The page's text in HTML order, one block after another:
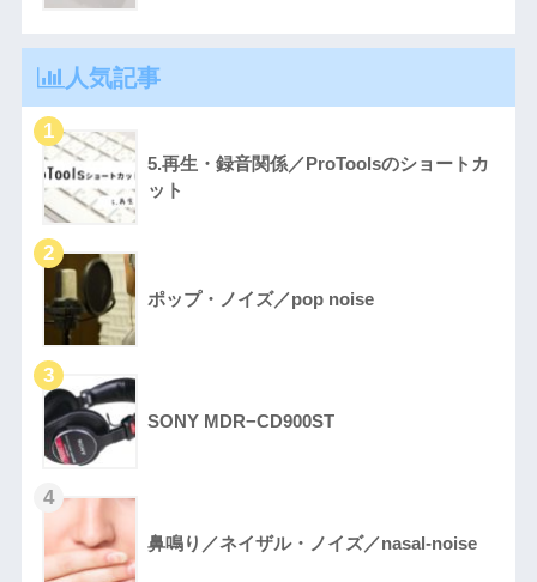
人気記事
5.再生・録音関係／ProToolsのショートカ
ット
ポップ・ノイズ／pop noise
SONY MDR−CD900ST
鼻鳴り／ネイザル・ノイズ／nasal-noise